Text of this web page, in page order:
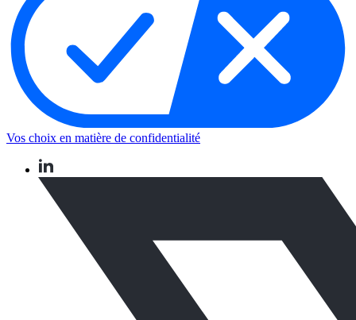
Vos choix en matière de confidentialité